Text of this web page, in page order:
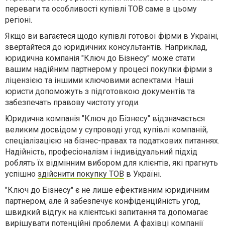
переваги та особливості купівлі ТОВ саме в цьому
регіоні.
Якщо ви вагаєтеся щодо купівлі готової фірми в Україні,
звертайтеся до юридичних консультантів. Наприклад,
юридична компанія "Ключ до Бізнесу" може стати
вашим надійним партнером у процесі покупки фірми з
ліцензією та іншими ключовими аспектами. Наші
юристи допоможуть з підготовкою документів та
забезпечать правову чистоту угоди.
Юридична компанія "Ключ до Бізнесу" відзначається
великим досвідом у супроводі угод купівлі компаній,
спеціалізацією на бізнес-правах та податкових питаннях.
Надійність, професіоналізм і індивідуальний підхід
роблять їх відмінним вибором для клієнтів, які прагнуть
успішно здійснити покупку ТОВ в Україні.
"Ключ до Бізнесу" є не лише ефективним юридичним
партнером, але й забезпечує конфіденційність угод,
швидкий відгук на клієнтські запитання та допомагає
вирішувати потенційні проблеми. А фахівці компанії